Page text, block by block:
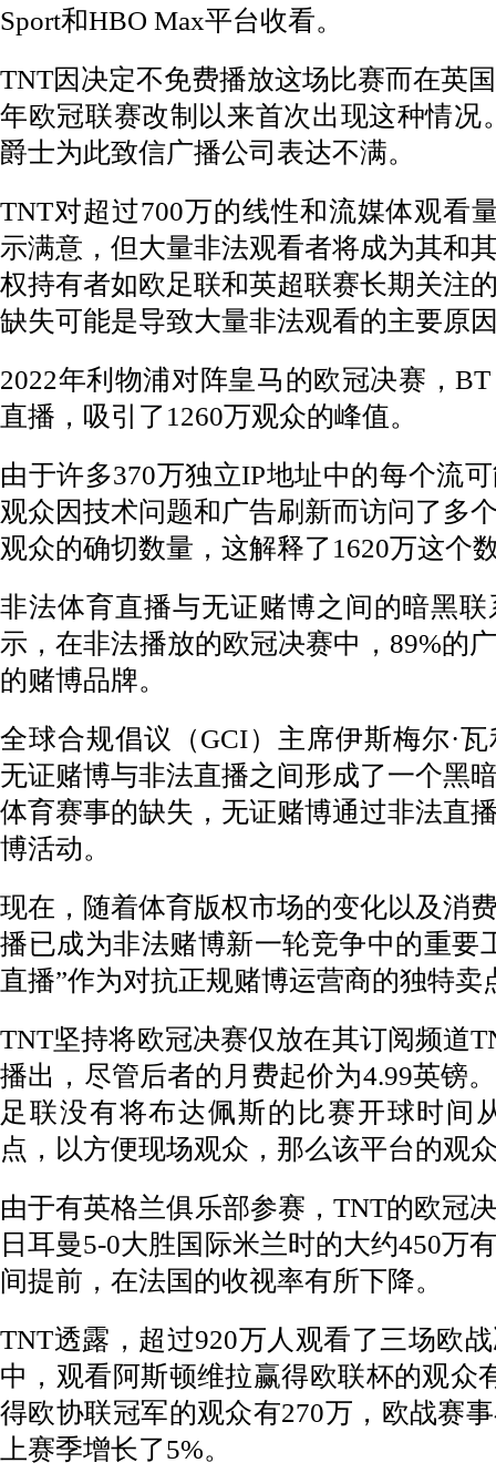
Sport和HBO Max平台收看。
TNT因决定不免费播放这场比赛而在英
年欧冠联赛改制以来首次出现这种情况
爵士为此致信广播公司表达不满。
TNT对超过700万的线性和流媒体观看
示满意，但大量非法观看者将成为其和
权持有者如欧足联和英超联赛长期关注
缺失可能是导致大量非法观看的主要原
2022年利物浦对阵皇马的欧冠决赛，BT
直播，吸引了1260万观众的峰值。
由于许多370万独立IP地址中的每个流
观众因技术问题和广告刷新而访问了多
观众的确切数量，这解释了1620万这个
非法体育直播与无证赌博之间的暗黑
示，在非法播放的欧冠决赛中，89%的
的赌博品牌。
全球合规倡议（GCI）主席伊斯梅尔·
无证赌博与非法直播之间形成了一个黑
体育赛事的缺失，无证赌博通过非法直
博活动。
现在，随着体育版权市场的变化以及消
播已成为非法赌博新一轮竞争中的重要
直播”作为对抗正规赌博运营商的独特卖
TNT坚持将欧冠决赛仅放在其订阅频道
播出，尽管后者的月费起价为4.99英镑
足联没有将布达佩斯的比赛开球时间
点，以方便现场观众，那么该平台的观
由于有英格兰俱乐部参赛，TNT的欧冠
日耳曼5-0大胜国际米兰时的大约450万
间提前，在法国的收视率有所下降。
TNT透露，超过920万人观看了三场欧
中，观看阿斯顿维拉赢得欧联杯的观众
得欧协联冠军的观众有270万，欧战赛
上赛季增长了5%。